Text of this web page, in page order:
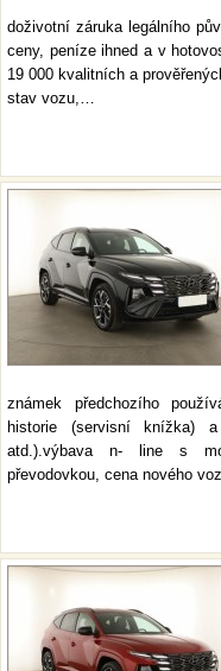
doživotní záruka legálního
ceny, peníze ihned a v
19 000 kvalitních a
stav vozu,…
známek předchozího
historie (servisní knížka)
atd.).výbava n- line s
převodovkou, cena nového